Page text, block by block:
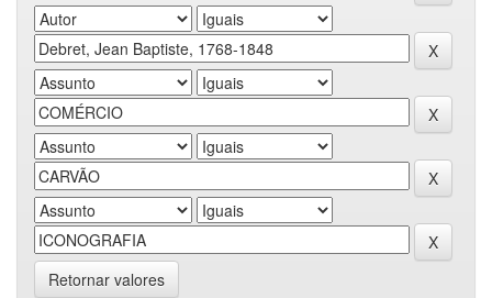
Retornar valores